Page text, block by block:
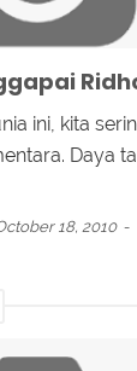
ini, kita
Daya
18, 2010